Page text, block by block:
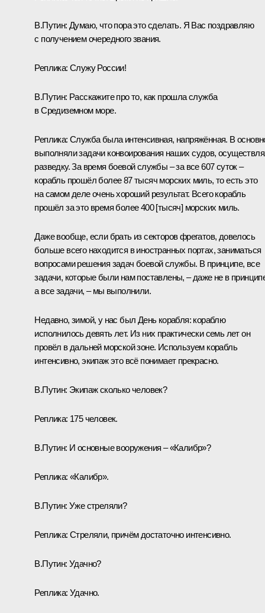
В.Путин: Думаю, что пора это сделать. Я Вас поздравляю
с получением очередного звания.
Реплика: Служу России!
В.Путин: Расскажите про то, как прошла служба
в Средиземном море.
Реплика: Служба была интенсивная, напряжённая. В
выполняли задачи конвоирования наших судов,
разведку. За время боевой службы – за все 607 суток –
корабль прошёл более 87 тысяч морских миль, то есть это
на самом деле очень хороший результат. Всего корабль
прошёл за это время более 400 [тысяч] морских миль.
Даже вообще, если брать из секторов фрегатов, довелось
больше всего находится в иностранных портах, заниматься
вопросами решения задач боевой службы. В принципе, все
задачи, которые были нам поставлены, – даже не в
а все задачи, – мы выполнили.
Недавно, зимой, у нас был День корабля: кораблю
исполнилось девять лет. Из них практически семь лет он
провёл в дальней морской зоне. Используем корабль
интенсивно, экипаж это всё понимает прекрасно.
В.Путин: Экипаж сколько человек?
Реплика: 175 человек.
В.Путин: И основные вооружения – «Калибр»?
Реплика: «Калибр».
В.Путин: Уже стреляли?
Реплика: Стреляли, причём достаточно интенсивно.
В.Путин: Удачно?
Реплика: Удачно.